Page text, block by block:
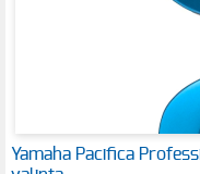
Yamaha Pacifica